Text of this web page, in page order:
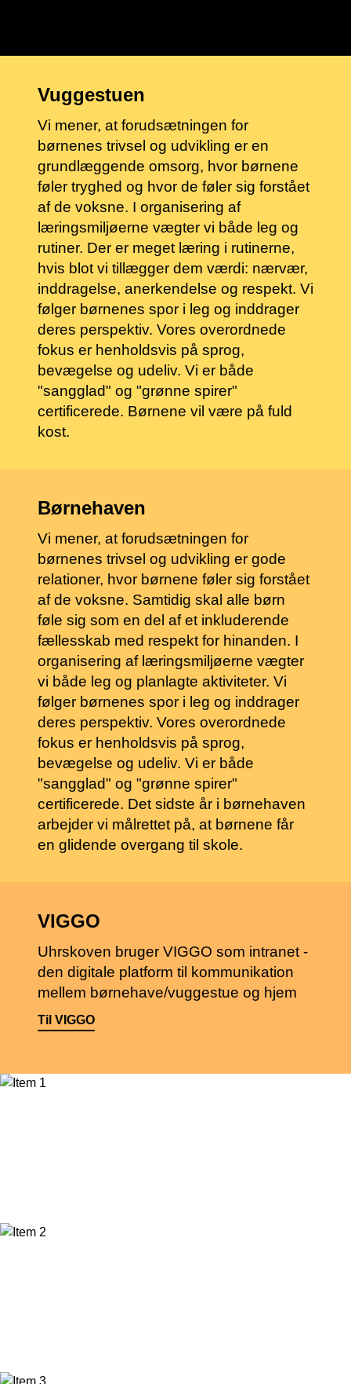
Vuggestuen
Vi mener, at forudsætningen for
børnenes trivsel og udvikling er en
grundlæggende omsorg, hvor børnene
føler tryghed og hvor de føler sig forstået
af de voksne. I organisering af
læringsmiljøerne vægter vi både leg og
rutiner. Der er meget læring i rutinerne,
hvis blot vi tillægger dem værdi: nærvær,
inddragelse, anerkendelse og respekt. Vi
følger børnenes spor i leg og inddrager
deres perspektiv. Vores overordnede
fokus er henholdsvis på sprog,
bevægelse og udeliv. Vi er både
"sangglad" og "grønne spirer"
certificerede. Børnene vil være på fuld
kost.
Børnehaven
Vi mener, at forudsætningen for
børnenes trivsel og udvikling er gode
relationer, hvor børnene føler sig forstået
af de voksne. Samtidig skal alle børn
føle sig som en del af et inkluderende
fællesskab med respekt for hinanden. I
organisering af læringsmiljøerne vægter
vi både leg og planlagte aktiviteter. Vi
følger børnenes spor i leg og inddrager
deres perspektiv. Vores overordnede
fokus er henholdsvis på sprog,
bevægelse og udeliv. Vi er både
"sangglad" og "grønne spirer"
certificerede. Det sidste år i børnehaven
arbejder vi målrettet på, at børnene får
en glidende overgang til skole.
VIGGO
Uhrskoven bruger VIGGO som intranet -
den digitale platform til kommunikation
mellem børnehave/vuggestue og hjem
Til VIGGO